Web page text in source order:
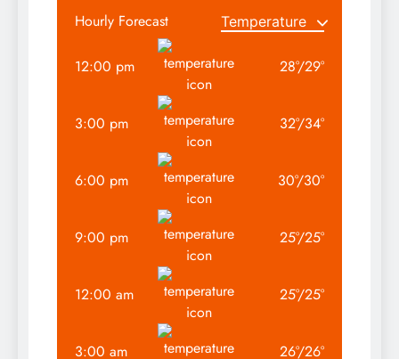
Hourly Forecast
12:00 pm 28°/29°
3:00 pm 32°/34°
6:00 pm 30°/30°
9:00 pm 25°/25°
12:00 am 25°/25°
3:00 am 26°/26°